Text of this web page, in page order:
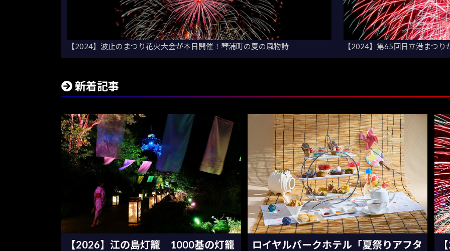
【2024】波止のまつり花火大会が本日開催！琴浦町の夏の風物詩 【2024】第65回日立港まつ
新着記事
【2026】江の島灯籠 1000基の灯籠 ロイヤルパークホテル「夏祭りアフタ